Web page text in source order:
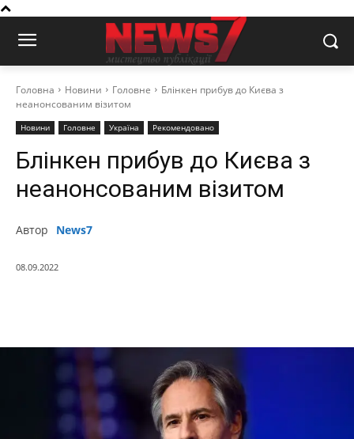
Головна Новини Головне
Блінкен прибув до Києва з
неанонсованим візитом
Новини Головне Україна Рекомендовано
Блінкен прибув до Києва з
неанонсованим візитом
Автор News7
08.09.2022